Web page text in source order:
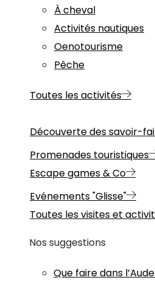
À cheval
Activités nautiques
Oenotourisme
Pêche
Toutes les activités
Découverte des savoir-
Promenades touristiques
Escape games & Co
Evénements "Glisse"
Toutes les visites et
Nos suggestions
Que faire dans